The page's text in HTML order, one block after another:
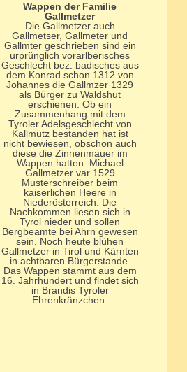
Wappen der Familie
Gallmetzer
Die Gallmetzer auch
Gallmetser, Gallmeter und
Gallmter geschrieben sind ein
urprünglich vorarlberisches
Geschlecht bez. badisches aus
dem Konrad schon 1312 von
Johannes die Gallmzer 1329
als Bürger zu Waldshut
erschienen. Ob ein
Zusammenhang mit dem
Tyroler Adelsgeschlecht von
Kallmütz bestanden hat ist
nicht bewiesen, obschon auch
diese die Zinnenmauer im
Wappen hatten. Michael
Gallmetzer var 1529
Musterschreiber beim
kaiserlichen Heere in
Niederösterreich. Die
Nachkommen liesen sich in
Tyrol nieder und sollen
Bergbeamte bei Ahrn gewesen
sein. Noch heute blühen
Gallmetzer in Tirol und Kärnten
in achtbaren Bürgerstande.
Das Wappen stammt aus dem
16. Jahrhundert und findet sich
in Brandis Tyroler
Ehrenkränzchen.